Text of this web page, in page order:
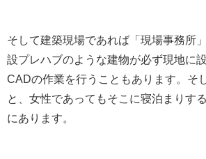
そして建築現場であれば「現場事務所
設プレハブのような建物が必ず現地に
CADの作業を行うこともあります。そ
と、女性であってもそこに寝泊まりす
にあります。